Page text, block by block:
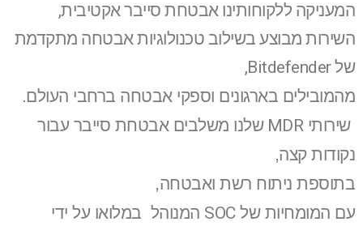
המעניקה ללקוחותינו אבטחת סייבר אקטיבית,
השירות מבוצע בשילוב טכנולוגיות אבטחה מתקדמת
של Bitdefender,
מהמובילים בארגונים וספקי אבטחה ברחבי העולם.
שירותיMDRשלנו משלבים אבטחת סייבר עבור
נקודות קצה,
בתוספת ניתוח רשת ואבטחה,
עם המומחיותשלSOCהמנוהל במלואו על ידי